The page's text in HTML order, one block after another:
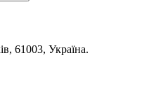
61003, Україна.